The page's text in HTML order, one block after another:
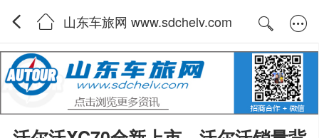
山东车旅网 www.sdchelv.com